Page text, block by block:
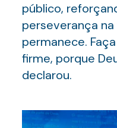
público,
perseverança na
permanece.
firme, porque
declarou.